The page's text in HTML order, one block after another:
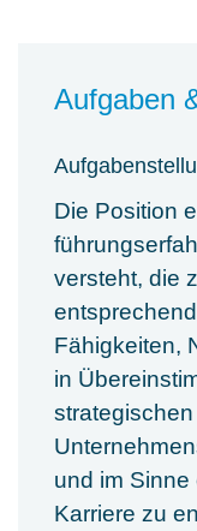
Aufgaben
Die Position
versteht, die
Fähigkeiten,
in
und im Sinne
Karriere zu